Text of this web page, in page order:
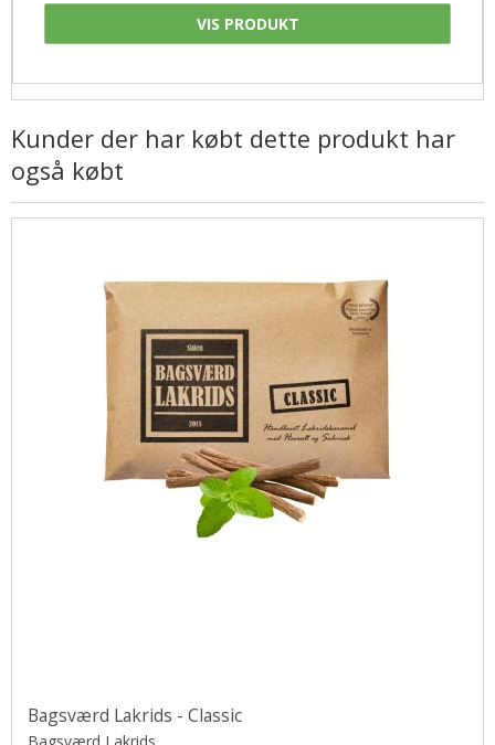
VIS PRODUKT
Kunder der har købt dette produkt har
også købt
Bagsværd Lakrids - Classic